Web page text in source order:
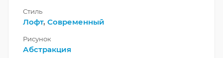
Стиль
Лофт, Современный
Рисунок
Абстракция